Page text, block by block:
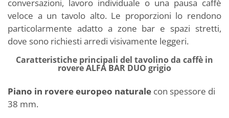
conversazioni, lavoro individuale o una pausa caffè
veloce a un tavolo alto. Le proporzioni lo rendono
particolarmente adatto a zone bar e spazi stretti,
dove sono richiesti arredi visivamente leggeri.
Caratteristiche principali del tavolino da caffè in
rovere ALFA BAR DUO grigio
Piano in rovere europeo naturale con spessore di
38 mm.